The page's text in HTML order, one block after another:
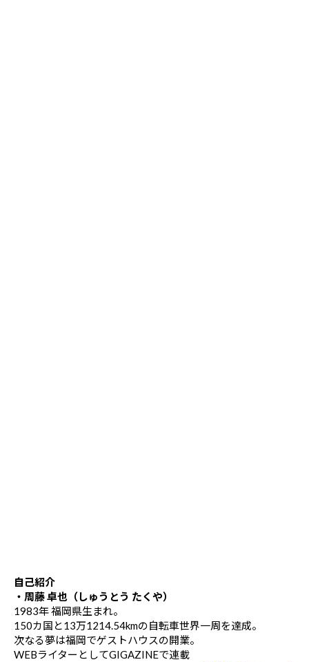
自己紹介
・周藤 卓也（しゅうとう たくや）
1983年 福岡県生まれ。
150カ国と13万1214.54kmの自転車世界一周を達成。
次なる夢は福岡でゲストハウスの開業。
WEBライターとしてGIGAZINEで連載